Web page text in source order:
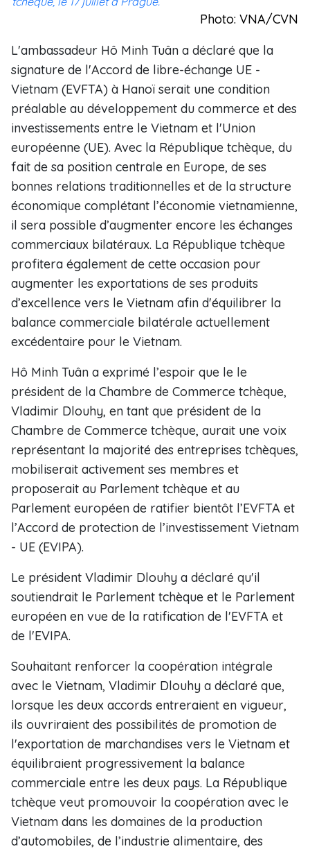
Photo: VNA/CVN
L'ambassadeur Hô Minh Tuân a déclaré que la
signature de l'Accord de libre-échange UE -
Vietnam (EVFTA) à Hanoï serait une condition
préalable au développement du commerce et des
investissements entre le Vietnam et l'Union
européenne (UE). Avec la République tchèque, du
fait de sa position centrale en Europe, de ses
bonnes relations traditionnelles et de la structure
économique complétant l’économie vietnamienne,
il sera possible d’augmenter encore les échanges
commerciaux bilatéraux. La République tchèque
profitera également de cette occasion pour
augmenter les exportations de ses produits
d’excellence vers le Vietnam afin d'équilibrer la
balance commerciale bilatérale actuellement
excédentaire pour le Vietnam.
Hô Minh Tuân a exprimé l’espoir que le le
président de la Chambre de Commerce tchèque,
Vladimir Dlouhy, en tant que président de la
Chambre de Commerce tchèque, aurait une voix
représentant la majorité des entreprises tchèques,
mobiliserait activement ses membres et
proposerait au Parlement tchèque et au
Parlement européen de ratifier bientôt l’EVFTA et
l’Accord de protection de l’investissement Vietnam
- UE (EVIPA).
Le président Vladimir Dlouhy a déclaré qu'il
soutiendrait le Parlement tchèque et le Parlement
européen en vue de la ratification de l'EVFTA et
de l'EVIPA.
Souhaitant renforcer la coopération intégrale
avec le Vietnam, Vladimir Dlouhy a déclaré que,
lorsque les deux accords entreraient en vigueur,
ils ouvriraient des possibilités de promotion de
l'exportation de marchandises vers le Vietnam et
équilibraient progressivement la balance
commerciale entre les deux pays. La République
tchèque veut promouvoir la coopération avec le
Vietnam dans les domaines de la production
d’automobiles, de l’industrie alimentaire, des